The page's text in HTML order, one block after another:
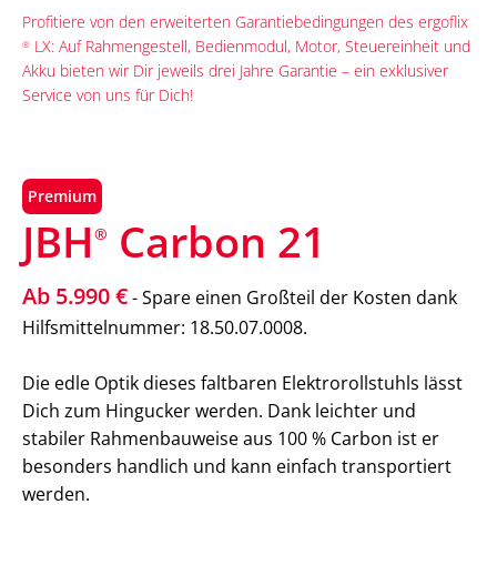
Profitiere von den erweiterten Garantiebedingungen des ergoflix
® LX: Auf Rahmengestell, Bedienmodul, Motor, Steuereinheit und
Akku bieten wir Dir jeweils drei Jahre Garantie – ein exklusiver
Service von uns für Dich!
Premium
JBH ® Carbon 21
Ab 5.990 €- Spare einen Großteil der Kosten dank
Hilfsmittelnummer: 18.50.07.0008.
Die edle Optik dieses faltbaren Elektrorollstuhls lässt
Dich zum Hingucker werden. Dank leichter und
stabiler Rahmenbauweise aus 100 % Carbon ist er
besonders handlich und kann einfach transportiert
werden.